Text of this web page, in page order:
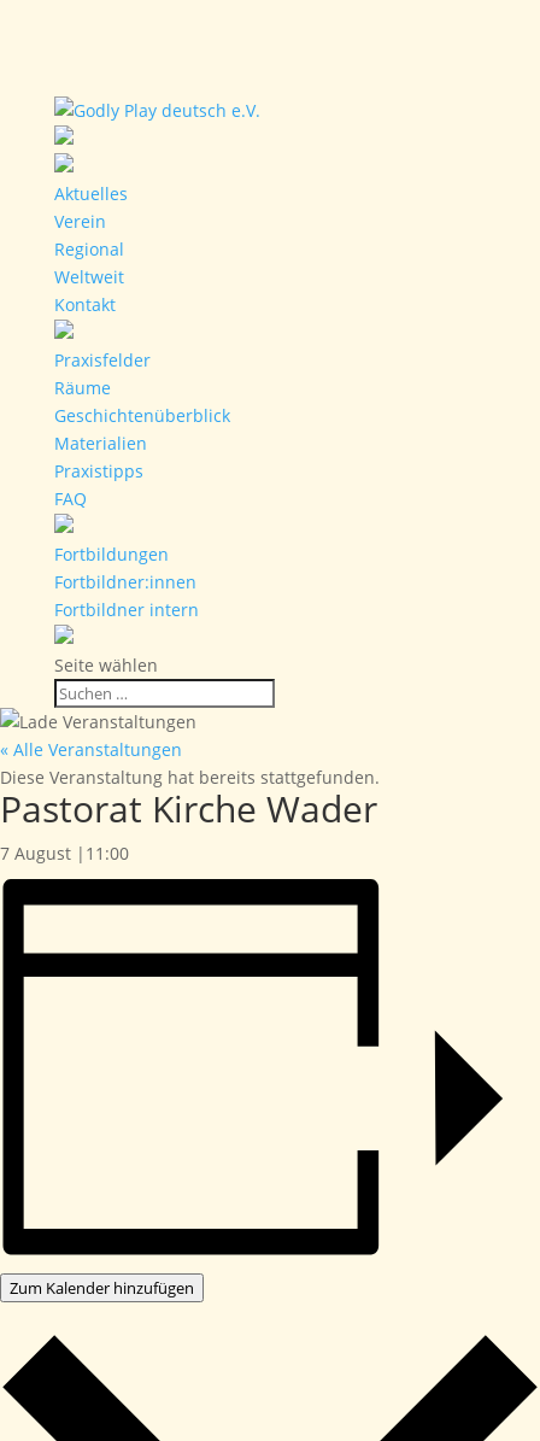
Aktuelles
Verein
Regional
Weltweit
Kontakt
Praxisfelder
Räume
Geschichtenüberblick
Materialien
Praxistipps
FAQ
Fortbildungen
Fortbildner:innen
Fortbildner intern
Seite wählen
« Alle Veranstaltungen
Diese Veranstaltung hat bereits stattgefunden.
Pastorat Kirche Wader
7 August |11:00
Zum Kalender hinzufügen